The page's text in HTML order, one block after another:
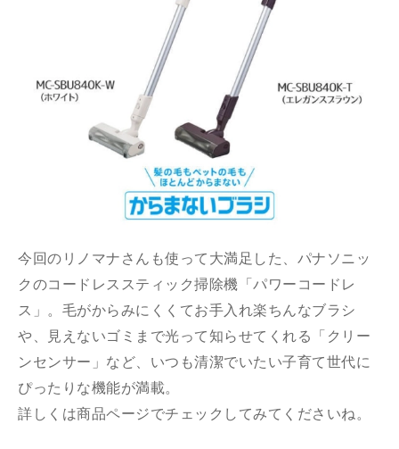
今回のリノマナさんも使って大満足した、パナソニッ
クのコードレススティック掃除機「パワーコードレ
ス」。毛がからみにくくてお手入れ楽ちんなブラシ
や、見えないゴミまで光って知らせてくれる「クリー
ンセンサー」など、いつも清潔でいたい子育て世代に
ぴったりな機能が満載。
詳しくは商品ページでチェックしてみてくださいね。